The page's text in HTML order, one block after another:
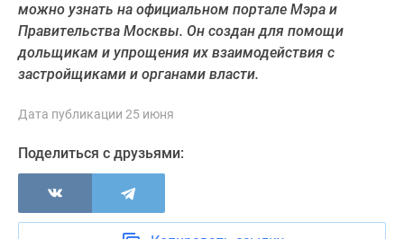
ИТ-
ипотека
Квартиры
Видео
360°
новостроек
Субсидированная
можно узнать на официальном портале Мэра и
Правительства Москвы. Он создан для помощи
дольщикам и упрощения их взаимодействия с
застройщиками и органами власти.
Дата публикации 25 июня
Поделиться с друзьями: